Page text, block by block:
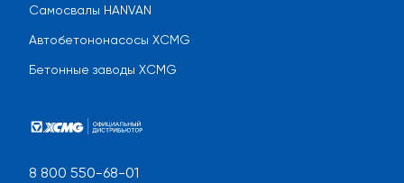
8 800 550-68-01
Самосвалы HANVAN
Автобетононасосы XCMG
Бетонные заводы XCMG